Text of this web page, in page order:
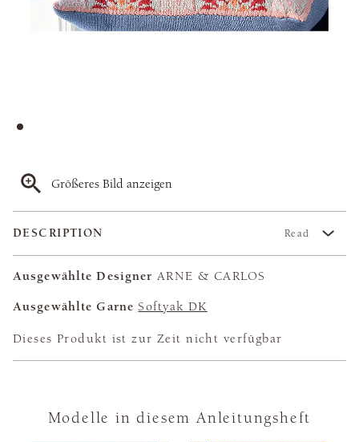
Größeres Bild anzeigen
DESCRIPTION Read
Ausgewählte Designer ARNE & CARLOS
Ausgewählte Garne Softyak DK
Dieses Produkt ist zur Zeit nicht verfügbar
Modelle in diesem Anleitungsheft